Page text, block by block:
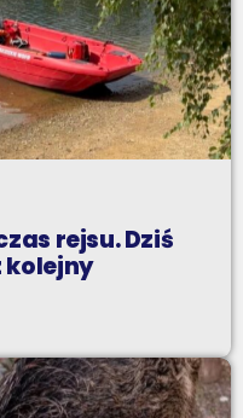
rejsu. Dziś
kolejny